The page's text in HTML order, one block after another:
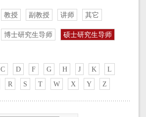
教授 副教授 讲师 其它
博士研究生导师 硕士研究生导师
C D F G H J K
L
R S T W X Y Z